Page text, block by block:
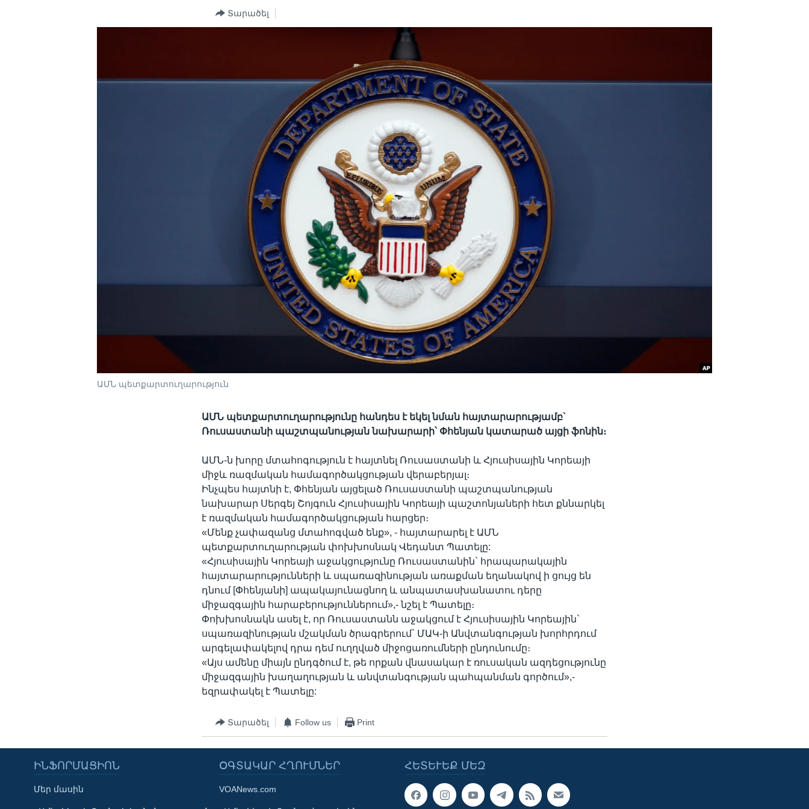
Learning English
Տարածել
ԱՄՆ պետքարտուղարություն
ԱՄՆ պետքարտուղարությունը հանդես է եկել նման հայտարարությամբ`
Ռուսաստանի պաշտպանության նախարարի՝ Փհենյան կատարած այցի ֆոնին։
ԱՄՆ-ն խորը մտահոգություն է հայտնել Ռուսաստանի և Հյուսիսային Կորեայի
միջև ռազմական համագործակցության վերաբերյալ։
Ինչպես հայտնի է, Փհենյան այցելած Ռուսաստանի պաշտպանության
նախարար Սերգեյ Շոյգուն Հյուսիսային Կորեայի պաշտոնյաների հետ քննարկել
է ռազմական համագործակցության հարցեր։
«Մենք չափազանց մտահոգված ենք», - հայտարարել է ԱՄՆ
պետքարտուղարության փոխխոսնակ Վեդանտ Պատելը:
«Հյուսիսային Կորեայի աջակցությունը Ռուսաստանին` հրապարակային
հայտարարությունների և սպառազինության առաքման եղանակով ի ցույց են
դնում [Փհենյանի] ապակայունացնող և անպատասխանատու դերը
միջազգային հարաբերություններում»,- նշել է Պատելը։
Փոխխոսնակն ասել է, որ Ռուսաստանն աջակցում է Հյուսիսային Կորեային`
սպառազինության մշակման ծրագրերում` ՄԱԿ-ի Անվտանգության խորհրդում
արգելափակելով դրա դեմ ուղղված միջոցառումների ընդունումը։
«Այս ամենը միայն ընդգծում է, թե որքան վնասակար է ռուսական ազդեցությունը
միջազգային խաղաղության և անվտանգության պահպանման գործում»,-
եզրափակել է Պատելը:
Տարածել Follow us Print
ՀԵՏԵՒԵՔ ՄԵԶ
ԻՆՖՈՐՄԱՑԻՈՆ
Մեր մասին
ՕԳՏԱԿԱՐ ՀՂՈՒՄՆԵՐ
VOANews.com